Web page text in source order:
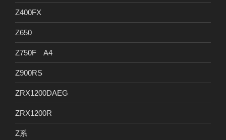
Z400FX
Z650
Z750F A4
Z900RS
ZRX1200DAEG
ZRX1200R
Z系